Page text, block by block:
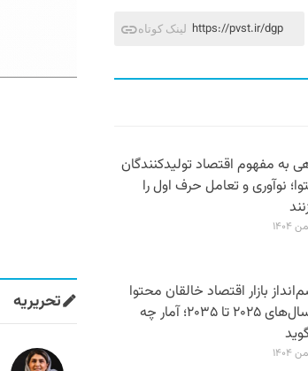
لینک کوتاه https://pvst.ir/dgp
به مفهوم اقتصاد تولیدکنندگان
نوآوری و تعامل حرف اول را
بازار اقتصاد خالقان محتوا
در سال‌های ۲۰۲۵ تا ۲۰۳۵؛ آمار چه
تحریریه